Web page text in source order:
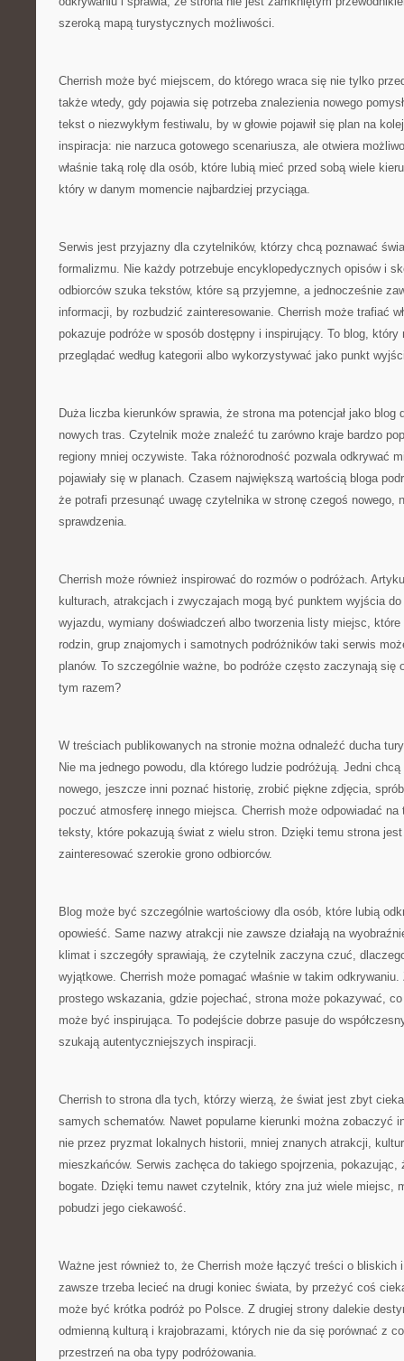
szeroką mapą turystycznych możliwości.
Cherrish może być miejscem, do którego wraca się nie tylko
także wtedy, gdy pojawia się potrzeba znalezienia nowego
tekst o niezwykłym festiwalu, by w głowie pojawił się plan na
inspiracja: nie narzuca gotowego scenariusza, ale otwiera
właśnie taką rolę dla osób, które lubią mieć przed sobą wiele
który w danym momencie najbardziej przyciąga.
Serwis jest przyjazny dla czytelników, którzy chcą poznawać
formalizmu. Nie każdy potrzebuje encyklopedycznych opisów i
odbiorców szuka tekstów, które są przyjemne, a jednocześnie
informacji, by rozbudzić zainteresowanie. Cherrish może trafiać
pokazuje podróże w sposób dostępny i inspirujący. To blog,
przeglądać według kategorii albo wykorzystywać jako punkt
Duża liczba kierunków sprawia, że strona ma potencjał jako blog
nowych tras. Czytelnik może znaleźć tu zarówno kraje bardzo
regiony mniej oczywiste. Taka różnorodność pozwala odkrywać
pojawiały się w planach. Czasem największą wartością bloga
że potrafi przesunąć uwagę czytelnika w stronę czegoś nowego,
sprawdzenia.
Cherrish może również inspirować do rozmów o podróżach.
kulturach, atrakcjach i zwyczajach mogą być punktem wyjścia do
wyjazdu, wymiany doświadczeń albo tworzenia listy miejsc,
rodzin, grup znajomych i samotnych podróżników taki serwis
planów. To szczególnie ważne, bo podróże często zaczynają się
tym razem?
W treściach publikowanych na stronie można odnaleźć ducha
Nie ma jednego powodu, dla którego ludzie podróżują. Jedni
nowego, jeszcze inni poznać historię, zrobić piękne zdjęcia,
poczuć atmosferę innego miejsca. Cherrish może odpowiadać na
teksty, które pokazują świat z wielu stron. Dzięki temu strona
zainteresować szerokie grono odbiorców.
Blog może być szczególnie wartościowy dla osób, które lubią
opowieść. Same nazwy atrakcji nie zawsze działają na
klimat i szczegóły sprawiają, że czytelnik zaczyna czuć,
wyjątkowe. Cherrish może pomagać właśnie w takim
prostego wskazania, gdzie pojechać, strona może pokazywać,
może być inspirująca. To podejście dobrze pasuje do
szukają autentyczniejszych inspiracji.
Cherrish to strona dla tych, którzy wierzą, że świat jest zbyt
samych schematów. Nawet popularne kierunki można zobaczyć
nie przez pryzmat lokalnych historii, mniej znanych atrakcji,
mieszkańców. Serwis zachęca do takiego spojrzenia, pokazując,
bogate. Dzięki temu nawet czytelnik, który zna już wiele miejsc,
pobudzi jego ciekawość.
Ważne jest również to, że Cherrish może łączyć treści o bliskich
zawsze trzeba lecieć na drugi koniec świata, by przeżyć coś
może być krótka podróż po Polsce. Z drugiej strony dalekie
odmienną kulturą i krajobrazami, których nie da się porównać z
przestrzeń na oba typy podróżowania.